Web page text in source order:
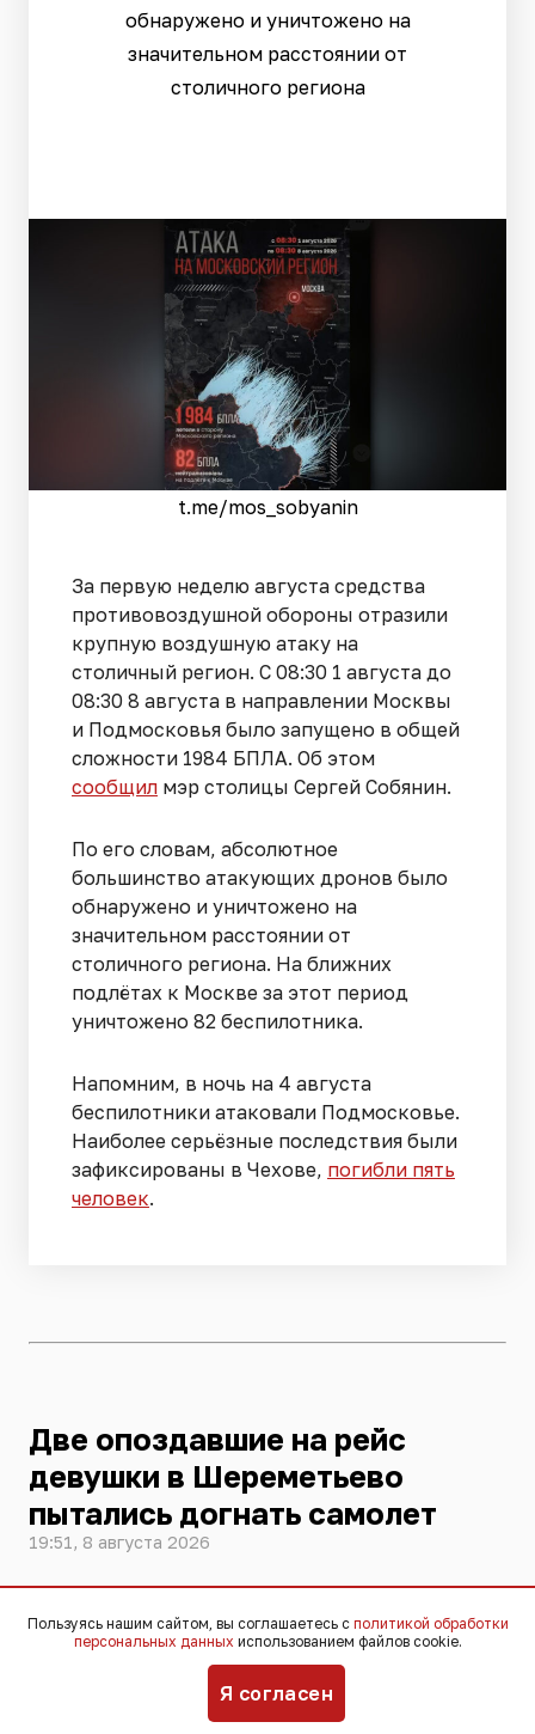
обнаружено и уничтожено на
значительном расстоянии от
столичного региона
t.me/mos_sobyanin
За первую неделю августа средства
противовоздушной обороны отразили
крупную воздушную атаку на
столичный регион. С 08:30 1 августа до
08:30 8 августа в направлении Москвы
и Подмосковья было запущено в общей
сложности 1984 БПЛА. Об этом
сообщил мэр столицы Сергей Собянин.
По его словам, абсолютное
большинство атакующих дронов было
обнаружено и уничтожено на
значительном расстоянии от
столичного региона. На ближних
подлётах к Москве за этот период
уничтожено 82 беспилотника.
Напомним, в ночь на 4 августа
беспилотники атаковали Подмосковье.
Наиболее серьёзные последствия были
зафиксированы в Чехове, погибли пять
человек.
Две опоздавшие на рейс
девушки в Шереметьево
пытались догнать самолет
19:51, 8 августа 2026
Две девушки в столичном аэропорту
Шереметьево вышли на лётное поле и
попытались догнать улетающий
самолёт. Они были задержаны и
Пользуясь нашим сайтом, вы соглашаетесь с политикой обработки
персональных данных использованием файлов cookie.
Я согласен